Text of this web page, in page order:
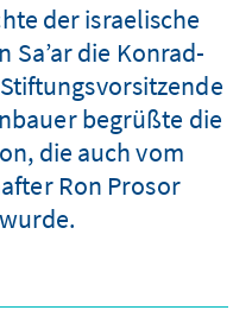
der israelische
die Konrad-
begrüßte die
die auch vom
Ron Prosor